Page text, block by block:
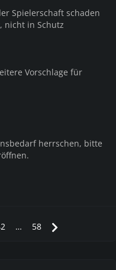
Spielerschaft schaden
nicht in Schutz
Vorschlage für
herrschen, bitte
… 58